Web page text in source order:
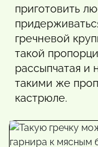
приготовить
гречневой
такой
рассыпчатая и
такими же
кастрюле.